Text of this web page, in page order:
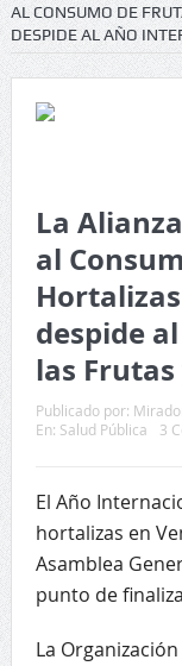
AL CONSUMO DE
DESPIDE AL AÑO
La
al
despide
las
Publicado por:
En: Salud Pública
3
El Año
hortalizas en
Asamblea
punto de
La